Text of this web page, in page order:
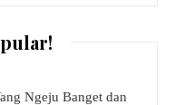
Ngeju Banget dan